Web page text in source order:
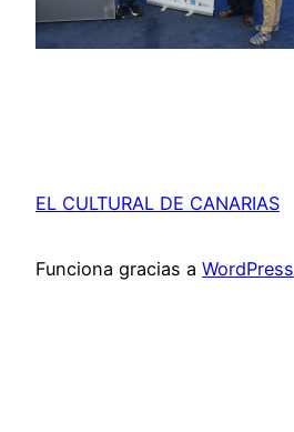
EL CULTURAL DE CANARIAS
Funciona gracias a WordPress